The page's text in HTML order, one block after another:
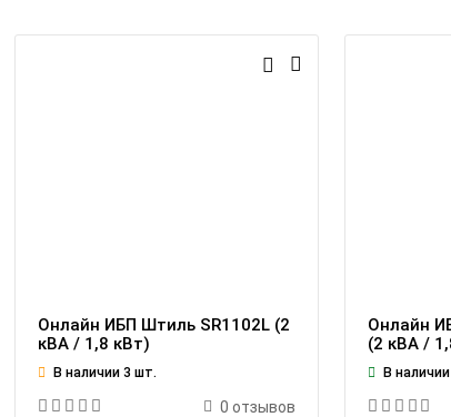
Онлайн ИБП Штиль SR1102L (2
кВА / 1,8 кВт)
В наличии 3 шт.
0 отзывов
Онлайн
(2 кВА /
В